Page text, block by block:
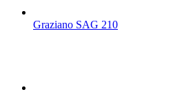
Graziano SAG 210